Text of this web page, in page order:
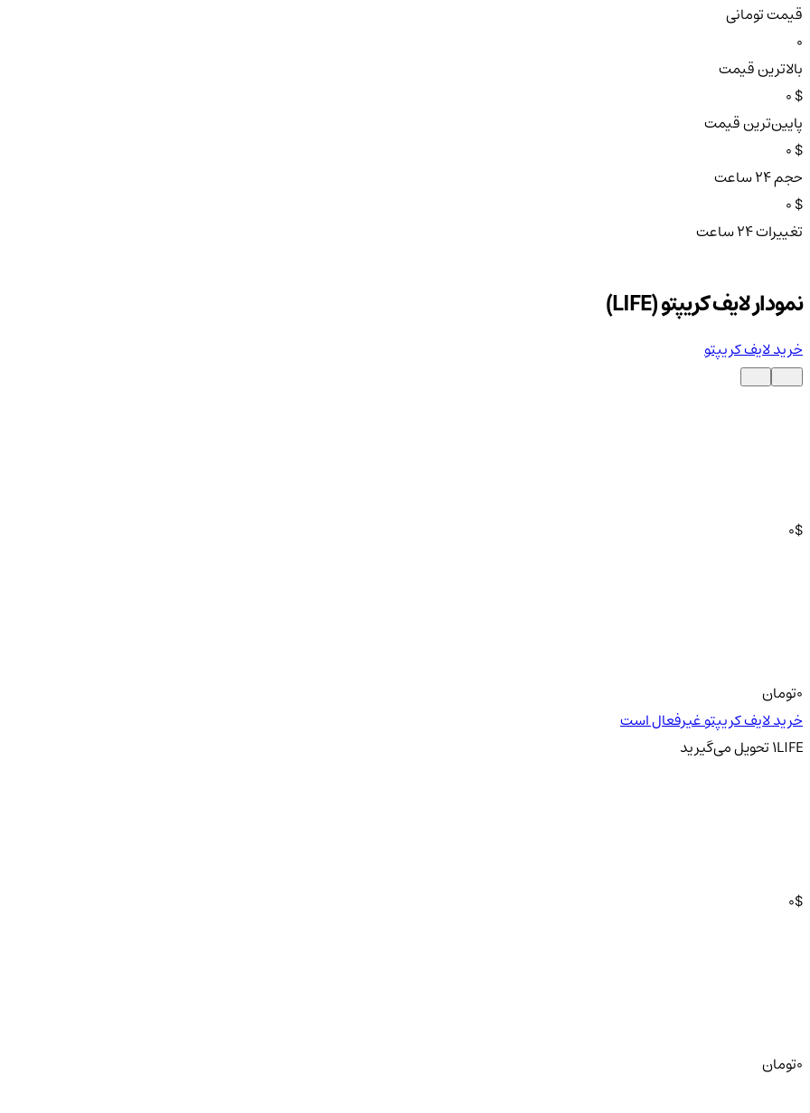
قیمت تومانی
0
بالاترین قیمت
$ 0
پایین‌ترین قیمت
$ 0
حجم ۲۴ ساعت
$ 0
تغییرات ۲۴ ساعت
نمودار لایف کریپتو (LIFE)
خرید لایف کریپتو
0$
0تومان
خرید لایف کریپتو غیرفعال است
1LIFE تحویلمی‌گیرید
0$
0تومان